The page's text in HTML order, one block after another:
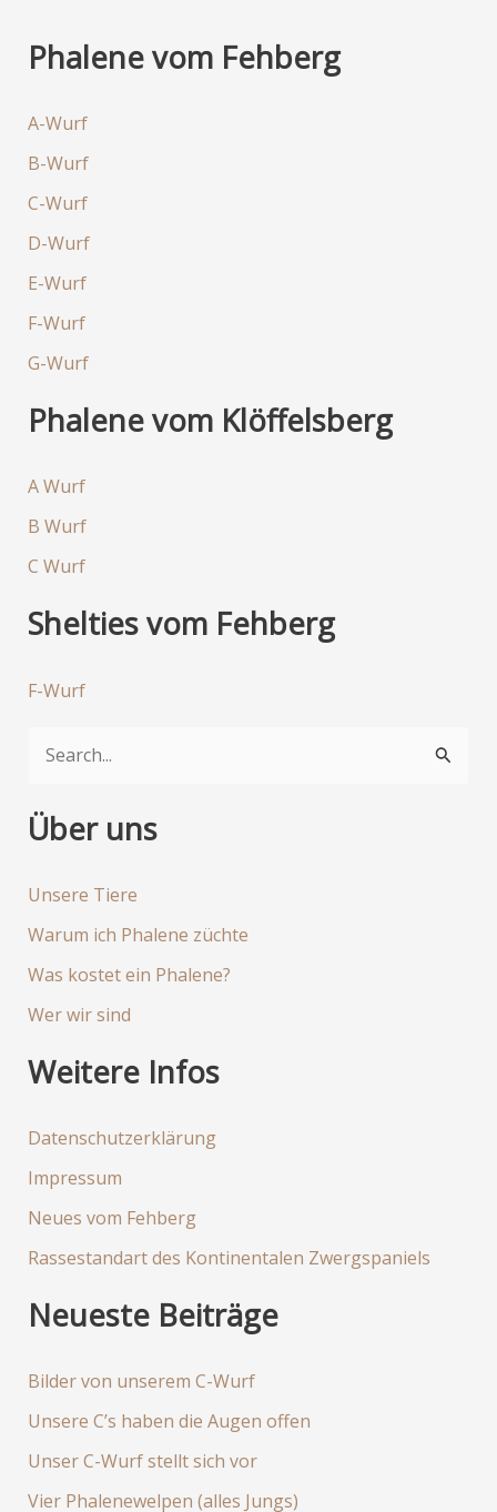
Phalene vom Fehberg
A-Wurf
B-Wurf
C-Wurf
D-Wurf
E-Wurf
F-Wurf
G-Wurf
Phalene vom Klöffelsberg
A Wurf
B Wurf
C Wurf
Shelties vom Fehberg
F-Wurf
c
h
e
c
h
Über uns
Unsere Tiere
Warum ich Phalene züchte
Was kostet ein Phalene?
Wer wir sind
Weitere Infos
Datenschutzerklärung
Impressum
Neues vom Fehberg
Rassestandart des Kontinentalen Zwergspaniels
Neueste Beiträge
Bilder von unserem C-Wurf
Unsere C’s haben die Augen offen
Unser C-Wurf stellt sich vor
Vier Phalenewelpen (alles Jungs)